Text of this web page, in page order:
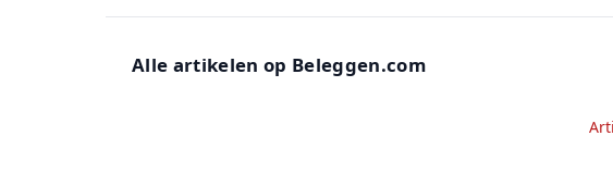
Alle artikelen op Beleggen.com